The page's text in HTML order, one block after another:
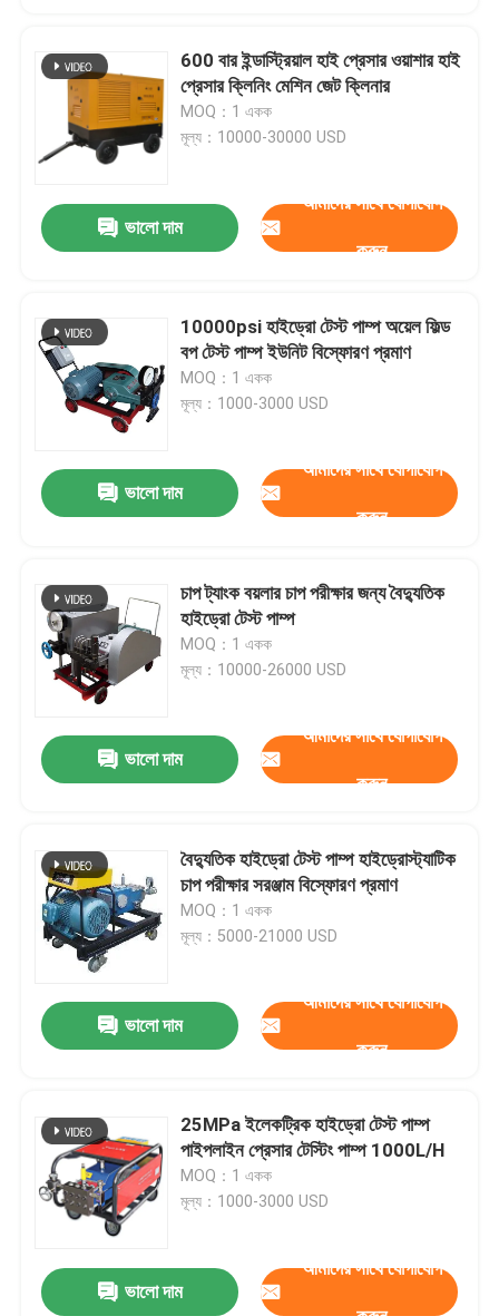
বাড়ি
আমাদের সম্বন্ধে
600 বার ইন্ডাস্ট্রিয়াল হাই প্রেসার ওয়াশার হাই
প্রেসার ক্লিনিং মেশিন জেট ক্লিনার
MOQ：1 একক
মূল্য：10000-30000 USD
ভালো দাম
আমাদের সাথে যোগাযোগ
করুন
10000psi হাইড্রো টেস্ট পাম্প অয়েল ফিল্ড
বপ টেস্ট পাম্প ইউনিট বিস্ফোরণ প্রমাণ
MOQ：1 একক
মূল্য：1000-3000 USD
ভালো দাম
আমাদের সাথে যোগাযোগ
করুন
চাপ ট্যাংক বয়লার চাপ পরীক্ষার জন্য বৈদ্যুতিক
হাইড্রো টেস্ট পাম্প
MOQ：1 একক
মূল্য：10000-26000 USD
ভালো দাম
আমাদের সাথে যোগাযোগ
করুন
বৈদ্যুতিক হাইড্রো টেস্ট পাম্প হাইড্রোস্ট্যাটিক
চাপ পরীক্ষার সরঞ্জাম বিস্ফোরণ প্রমাণ
MOQ：1 একক
মূল্য：5000-21000 USD
ভালো দাম
আমাদের সাথে যোগাযোগ
করুন
25MPa ইলেকট্রিক হাইড্রো টেস্ট পাম্প
পাইপলাইন প্রেসার টেস্টিং পাম্প 1000L/H
MOQ：1 একক
মূল্য：1000-3000 USD
ভালো দাম
আমাদের সাথে যোগাযোগ
UHP উচ্চ চাপ জল জেট পাম্প UHP জল বিস্ফোরণ মরিচা পেইন্ট অপসারণ